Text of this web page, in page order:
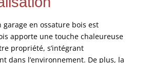
garage en ossature bois est
apporte une touche chaleureuse
propriété, s’intégrant
dans l’environnement. De plus, la